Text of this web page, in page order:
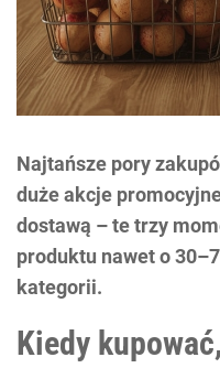
Najtańsze pory
duże akcje
dostawą – te trzy
produktu nawet o
kategorii.
Kiedy